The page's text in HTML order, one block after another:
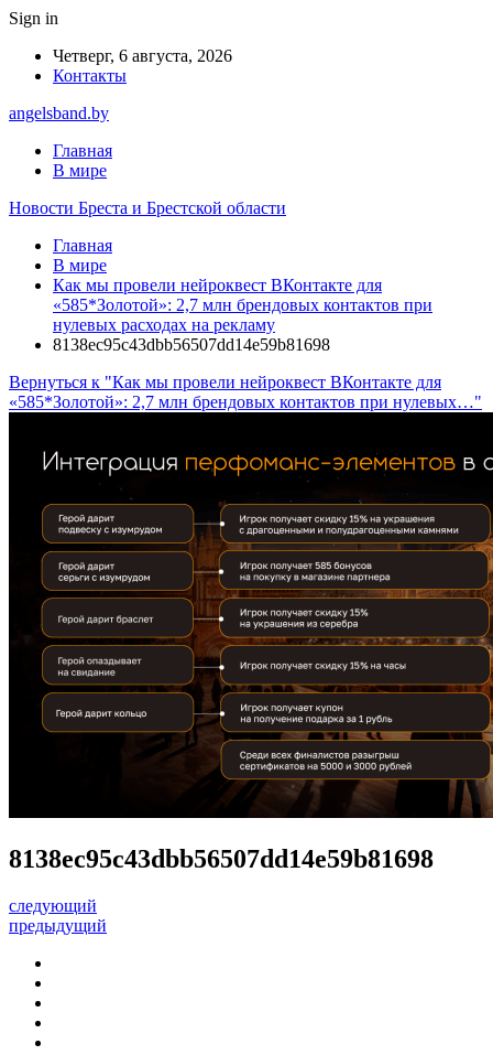
Sign in
Четверг, 6 августа, 2026
Контакты
angelsband.by
Главная
В мире
Новости Бреста и Брестской области
Главная
В мире
Как мы провели нейроквест ВКонтакте для
«585*Золотой»: 2,7 млн брендовых контактов при
нулевых расходах на рекламу
8138ec95c43dbb56507dd14e59b81698
Вернуться к "Как мы провели нейроквест ВКонтакте для
«585*Золотой»: 2,7 млн брендовых контактов при нулевых…"
8138ec95c43dbb56507dd14e59b81698
следующий
предыдущий